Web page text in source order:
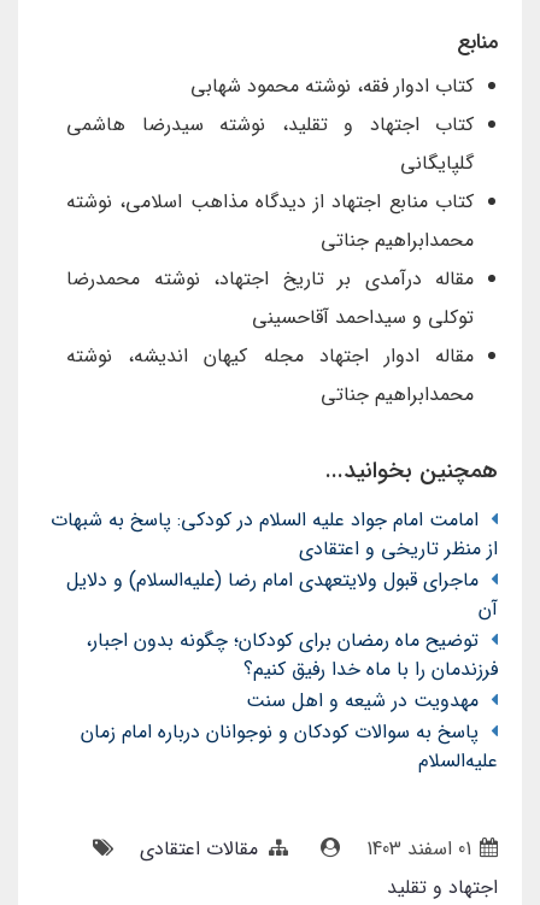
منابع
کتاب ادوار فقه، نوشته محمود شهابی
کتاب اجتهاد و تقلید، نوشته سیدرضا هاشمی
گلپایگانی
کتاب منابع اجتهاد از دیدگاه مذاهب اسلامی، نوشته
محمدابراهیم جناتی
مقاله درآمدی بر تاریخ اجتهاد، نوشته محمدرضا
توکلی و سیداحمد آقاحسینی
مقاله ادوار اجتهاد مجله کیهان اندیشه، نوشته
محمدابراهیم جناتی
همچنین بخوانید...
امامت امام جواد علیه السلام در کودکی: پاسخ به شبهات
از منظر تاریخی و اعتقادی
ماجرای قبول ولایتعهدی امام رضا (علیه‌السلام) و دلایل
آن
توضیح ماه رمضان برای کودکان؛ چگونه بدون اجبار،
فرزندمان را با ماه خدا رفیق کنیم؟
مهدویت در شیعه و اهل سنت
پاسخ به سوالات کودکان و نوجوانان درباره امام زمان
علیه‌السلام
مقالات اعتقادی
اجتهاد و تقلید